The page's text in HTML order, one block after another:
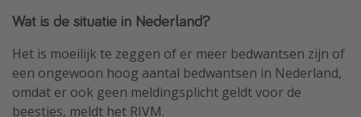
Wat is de situatie in Nederland?
Het is moeilijk te zeggen of er meer bedwantsen zijn of
een ongewoon hoog aantal bedwantsen in Nederland,
omdat er ook geen meldingsplicht geldt voor de
beestjes, meldt het RIVM.